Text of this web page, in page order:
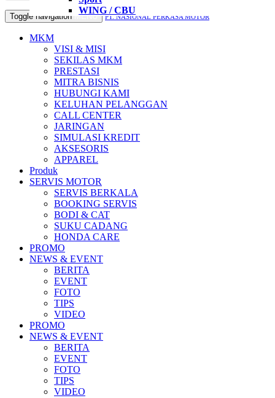
Toggle navigation MENU PT. NASIONAL PERKASA MOTOR
MKM
VISI & MISI
SEKILAS MKM
PRESTASI
MITRA BISNIS
HUBUNGI KAMI
KELUHAN PELANGGAN
CALL CENTER
JARINGAN
SIMULASI KREDIT
AKSESORIS
APPAREL
Produk
All New Scoopy
VARIO 160
ADV 160
All New BeAT eSP
WING / CBU
SERVIS MOTOR
SERVIS BERKALA
BOOKING SERVIS
BODI & CAT
SUKU CADANG
HONDA CARE
PROMO
NEWS & EVENT
BERITA
EVENT
FOTO
TIPS
VIDEO
PROMO
NEWS & EVENT
BERITA
EVENT
FOTO
TIPS
VIDEO